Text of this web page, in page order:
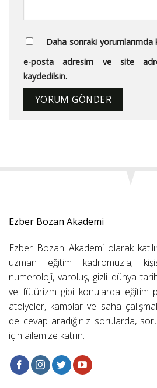
Daha sonraki yorumlarımda
e-posta adresim ve site
kaydedilsin.
Ezber Bozan Akademi
Ezber Bozan Akademi olarak
uzman eğitim kadromuzla;
numeroloji, varoluş, gizli dünya
ve fütürizm gibi konularda eğitim
atölyeler, kamplar ve saha
de cevap aradığınız sorularda,
için ailemize katılın.